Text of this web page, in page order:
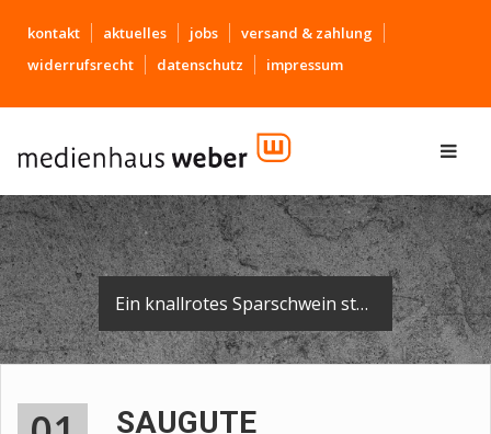
kontakt aktuelles jobs
versand & zahlung
widerrufsrecht
datenschutz impressum
Ein knallrotes Sparschwein steht im Foyer der Sparkassen-Hauptstelle in Biberach - ganz neu beklebt mit Logo und Slogan.
SAUGUTE